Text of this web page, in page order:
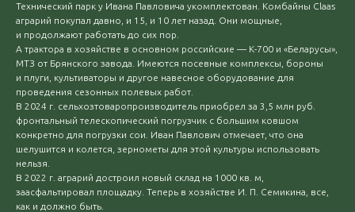
Технический парк у Ивана Павловича укомплектован. Комбайны Claas
аграрий покупал давно, и 15, и 10 лет назад. Они мощные,
и продолжают работать до сих пор.
А трактора в хозяйстве в основном российские — К-700 и «Беларусы»,
МТЗ от Брянского завода. Имеются посевные комплексы, бороны
и плуги, культиваторы и другое навесное оборудование для
проведения сезонных полевых работ.
В 2024 г. сельхозтоваропроизводитель приобрел за 3,5 млн руб.
фронтальный телескопический погрузчик с большим ковшом
конкретно для погрузки сои. Иван Павлович отмечает, что она
шелушится и колется, зернометы для этой культуры использовать
нельзя.
В 2022 г. аграрий достроил новый склад на 1000 кв. м,
заасфальтировал площадку. Теперь в хозяйстве И. П. Семикина, все,
как и должно быть.